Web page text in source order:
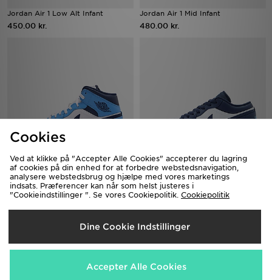
Jordan Air 1 Low Alt Infant
450.00 kr.
Jordan Air 1 Mid Infant
480.00 kr.
Jordan Air 1 Mid
1,150.00 kr.
Jordan Air 1 Low
1,100.00 kr.
Cookies
Ved at klikke på "Accepter Alle Cookies" accepterer du lagring
af cookies på din enhed for at forbedre webstedsnavigation,
analysere webstedsbrug og hjælpe med vores marketings
indsats. Præferencer kan når som helst justeres i
"Cookieindstillinger ". Se vores Cookiepolitik. Cookiepolitik
Dine Cookie Indstillinger
Accepter Alle Cookies